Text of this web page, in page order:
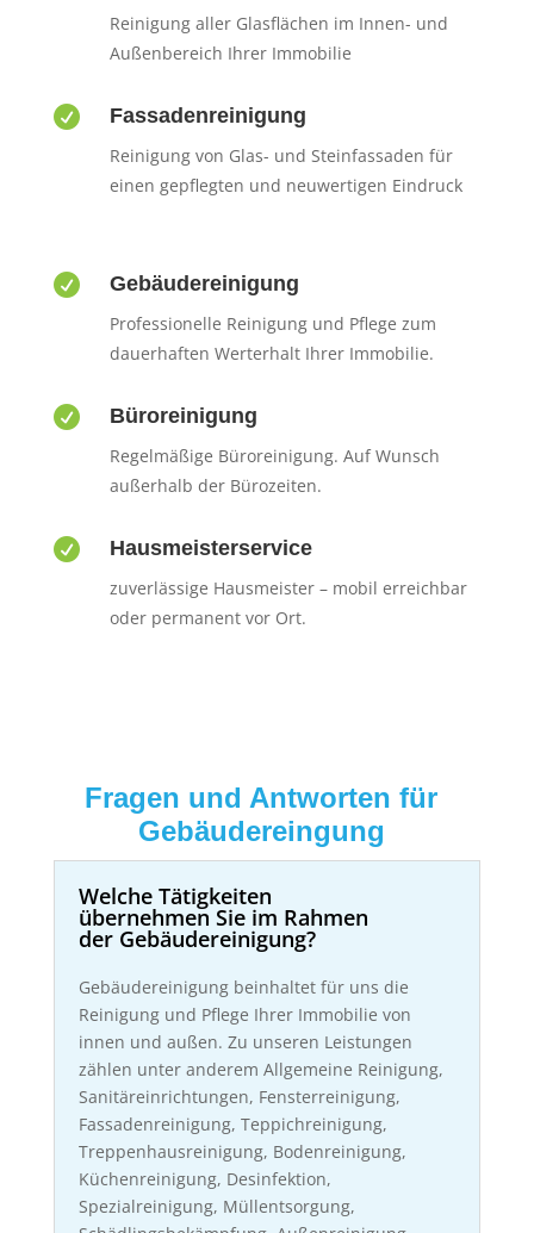
Reinigung aller Glasflächen im Innen- und
Außenbereich Ihrer Immobilie
 Fassadenreinigung
Reinigung von Glas- und Steinfassaden für
einen gepflegten und neuwertigen Eindruck
 Gebäudereinigung
Professionelle Reinigung und Pflege zum
dauerhaften Werterhalt Ihrer Immobilie.
 Büroreinigung
Regelmäßige Büroreinigung. Auf Wunsch
außerhalb der Bürozeiten.
 Hausmeisterservice
zuverlässige Hausmeister – mobil erreichbar
oder permanent vor Ort.
Fragen und Antworten für
Gebäudereingung
Welche Tätigkeiten
übernehmen Sie im Rahmen
der Gebäudereinigung?
Gebäudereinigung beinhaltet für uns die
Reinigung und Pflege Ihrer Immobilie von
innen und außen. Zu unseren Leistungen
zählen unter anderem Allgemeine Reinigung,
Sanitäreinrichtungen, Fensterreinigung,
Fassadenreinigung, Teppichreinigung,
Treppenhausreinigung, Bodenreinigung,
Küchenreinigung, Desinfektion,
Spezialreinigung, Müllentsorgung,